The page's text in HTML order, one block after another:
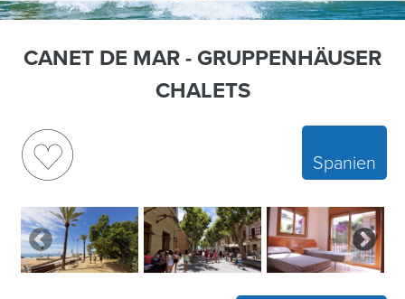
CANET DE MAR - GRUPPENHÄUSER
CHALETS
Spanien